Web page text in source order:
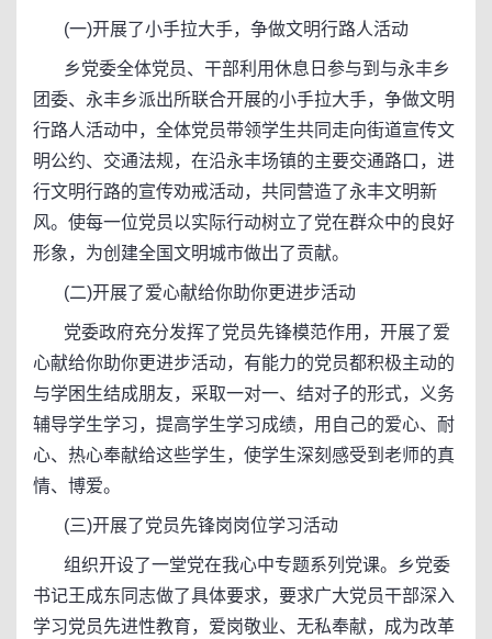
(一)开展了小手拉大手，争做文明行路人活动
乡党委全体党员、干部利用休息日参与到与永丰乡
团委、永丰乡派出所联合开展的小手拉大手，争做文明
行路人活动中，全体党员带领学生共同走向街道宣传文
明公约、交通法规，在沿永丰场镇的主要交通路口，进
行文明行路的宣传劝戒活动，共同营造了永丰文明新
风。使每一位党员以实际行动树立了党在群众中的良好
形象，为创建全国文明城市做出了贡献。
(二)开展了爱心献给你助你更进步活动
党委政府充分发挥了党员先锋模范作用，开展了爱
心献给你助你更进步活动，有能力的党员都积极主动的
与学困生结成朋友，采取一对一、结对子的形式，义务
辅导学生学习，提高学生学习成绩，用自己的爱心、耐
心、热心奉献给这些学生，使学生深刻感受到老师的真
情、博爱。
(三)开展了党员先锋岗岗位学习活动
组织开设了一堂党在我心中专题系列党课。乡党委
书记王成东同志做了具体要求，要求广大党员干部深入
学习党员先进性教育，爱岗敬业、无私奉献，成为改革